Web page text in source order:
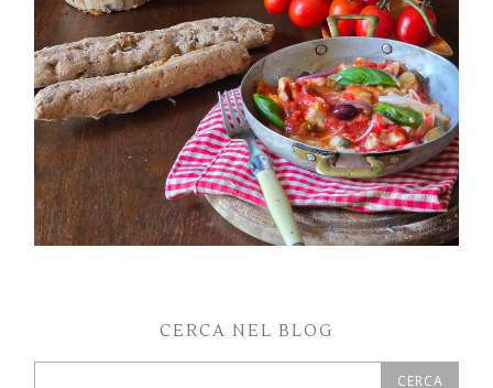
CERCA NEL BLOG